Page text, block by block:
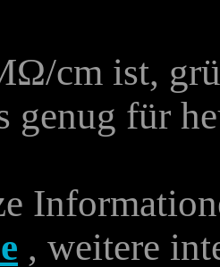
cm ist,
genug für
, weitere